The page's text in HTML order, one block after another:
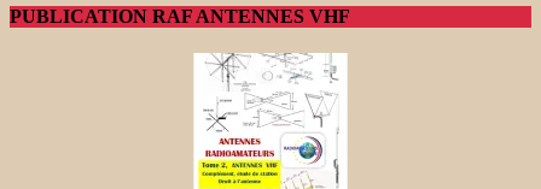
PUBLICATION RAF ANTENNES VHF